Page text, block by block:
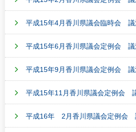
平成15年4月香川県議会臨時会 議
平成15年6月香川県議会定例会 議
平成15年9月香川県議会定例会 議
平成15年11月香川県議会定例会
平成16年 2月香川県議会定例会